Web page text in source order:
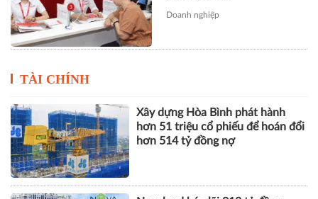
Doanh nghiệp
TÀI CHÍNH
Xây dựng Hòa Bình phát hành
hơn 51 triệu cổ phiếu để hoán đổi
hơn 514 tỷ đồng nợ